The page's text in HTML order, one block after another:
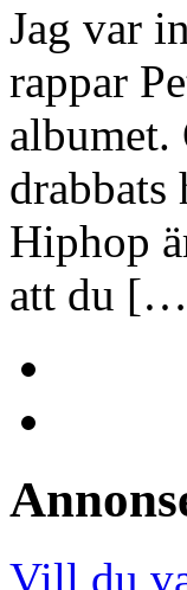
Jag var
rappar
albumet.
drabbats
Hiphop
att du
Vill du